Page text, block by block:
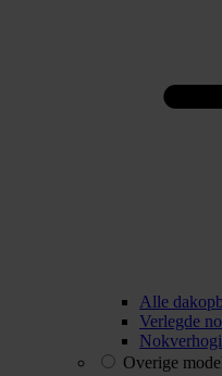
Alle
Verlegde
Overige